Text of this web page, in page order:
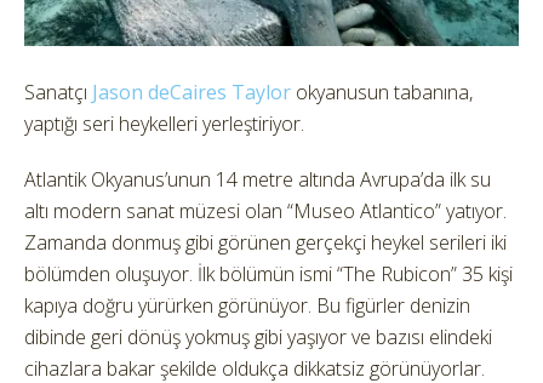
Sanatçı Jason deCaires Taylor okyanusun tabanına,
yaptığı seri heykelleri yerleştiriyor.
Atlantik Okyanus’unun 14 metre altında Avrupa’da ilk su
altı modern sanat müzesi olan “Museo Atlantico” yatıyor.
Zamanda donmuş gibi görünen gerçekçi heykel serileri iki
bölümden oluşuyor. İlk bölümün ismi “The Rubicon” 35 kişi
kapıya doğru yürürken görünüyor. Bu figürler denizin
dibinde geri dönüş yokmuş gibi yaşıyor ve bazısı elindeki
cihazlara bakar şekilde oldukça dikkatsiz görünüyorlar.